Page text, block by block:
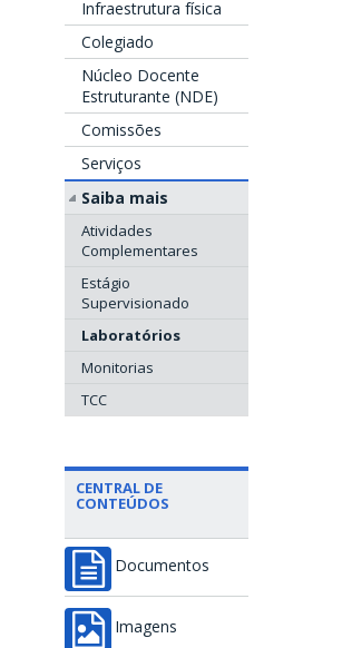
Infraestrutura física
Colegiado
Núcleo Docente
Estruturante (NDE)
Comissões
Serviços
Saiba mais
Atividades
Complementares
Estágio
Supervisionado
Laboratórios
Monitorias
TCC
CENTRAL DE
CONTEÚDOS
Documentos
Imagens